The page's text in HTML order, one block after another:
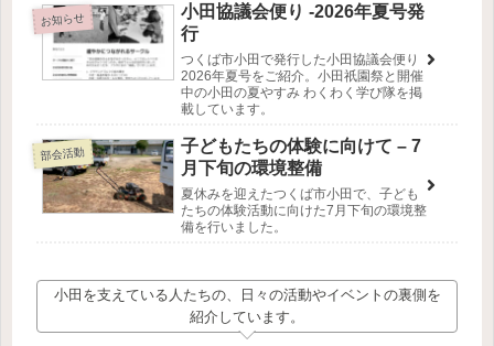
お知らせ
小田協議会便り -2026年夏号発
行
つくば市小田で発行した小田協議会便り
2026年夏号をご紹介。小田祇園祭と開催
中の小田の夏やすみ わくわく学び隊を掲
載しています。
部会活動
子どもたちの体験に向けて – 7
月下旬の環境整備
夏休みを迎えたつくば市小田で、子ども
たちの体験活動に向けた7月下旬の環境整
備を行いました。
小田を支えている人たちの、日々の活動やイベントの裏側を
紹介しています。